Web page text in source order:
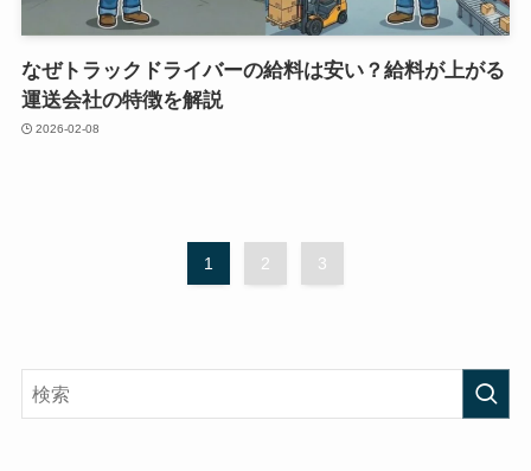
なぜトラックドライバーの給料は安い？給料が上がる
運送会社の特徴を解説
2026-02-08
1 2 3